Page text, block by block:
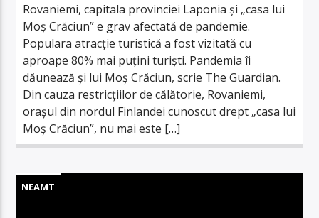
Rovaniemi, capitala provinciei Laponia şi „casa lui
Moş Crăciun” e grav afectată de pandemie.
Populara atracţie turistică a fost vizitată cu
aproape 80% mai puţini turişti. Pandemia îi
dăunează şi lui Moş Crăciun, scrie The Guardian.
Din cauza restricţiilor de călătorie, Rovaniemi,
oraşul din nordul Finlandei cunoscut drept „casa lui
Moş Crăciun”, nu mai este […]
NEAMT